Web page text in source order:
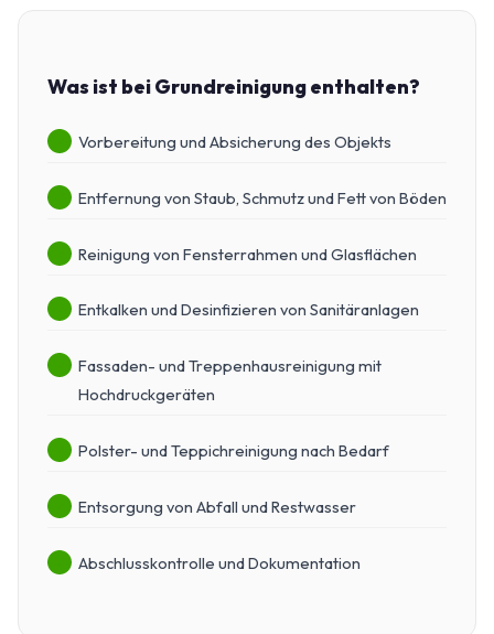
Was ist bei Grundreinigung enthalten?
Vorbereitung und Absicherung des Objekts
Entfernung von Staub, Schmutz und Fett von Böden
Reinigung von Fensterrahmen und Glasflächen
Entkalken und Desinfizieren von Sanitäranlagen
Fassaden- und Treppenhausreinigung mit
Hochdruckgeräten
Polster- und Teppichreinigung nach Bedarf
Entsorgung von Abfall und Restwasser
Abschlusskontrolle und Dokumentation